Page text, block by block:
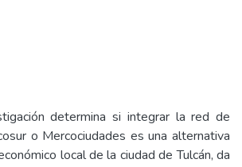
determina si integrar la red de
o Mercociudades es una alternativa
local de la ciudad de Tulcán, da